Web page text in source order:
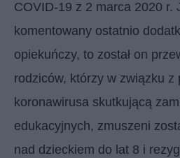
COVID-19 z 2 marca 2020 r.
komentowany ostatnio
opiekuńczy, to został on
rodziców, którzy w związku z
koronawirusa skutkującą
edukacyjnych, zmuszeni
nad dzieckiem do lat 8 i